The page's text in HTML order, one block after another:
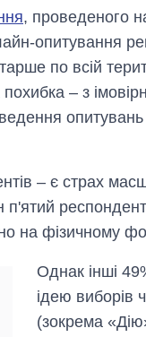
, проведеного
опитування
по всій
– з
– є страх
на фізичному
Однак інші
ідею виборів
(зокрема